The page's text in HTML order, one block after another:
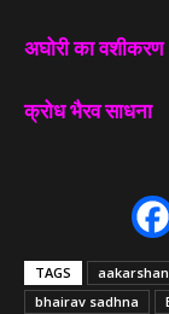
अघोरी का वशीकरण
क्रोध भैरव साधना
TAGS aakarshan
bhairav sadhna